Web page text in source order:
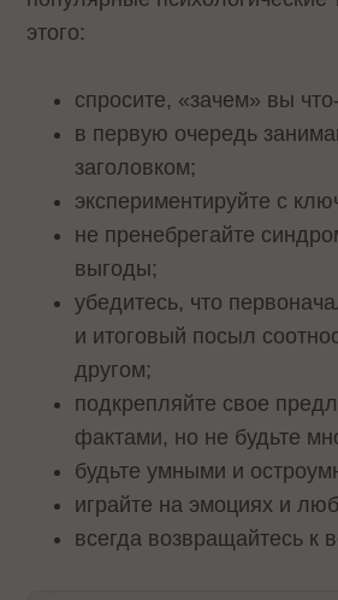
этого:
спросите, «зачем» вы
в первую очередь
заголовком;
экспериментируйте с
не пренебрегайте
выгоды;
убедитесь, что
и итоговый посыл
другом;
подкрепляйте свое
фактами, но не будьте
будьте умными и
играйте на эмоциях и
всегда возвращайтесь к